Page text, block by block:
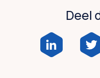
Deel